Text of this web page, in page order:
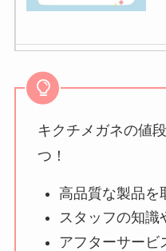
キクチメガネの値
つ！
高品質な製品を
スタッフの知識
アフターサービ